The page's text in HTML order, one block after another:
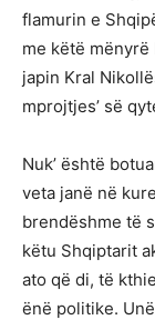
flamurin e
me këtë
japin Kral
mprojtjes’ së
Nuk’ është
veta janë në
brendëshme të
këtu Shqiptarit
ato që di, të
ënë politike.